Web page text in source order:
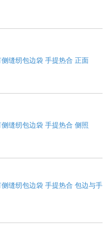
缝纫包边袋 手提热合 正面
缝纫包边袋 手提热合 侧照
缝纫包边袋 手提热合 包边与手